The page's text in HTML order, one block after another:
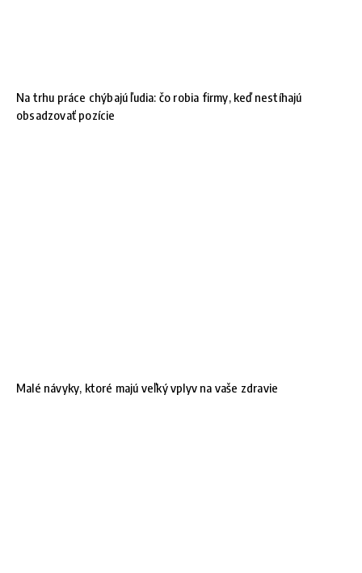
Na trhu práce chýbajú ľudia: čo robia firmy, keď nestíhajú
obsadzovať pozície
Malé návyky, ktoré majú veľký vplyv na vaše zdravie